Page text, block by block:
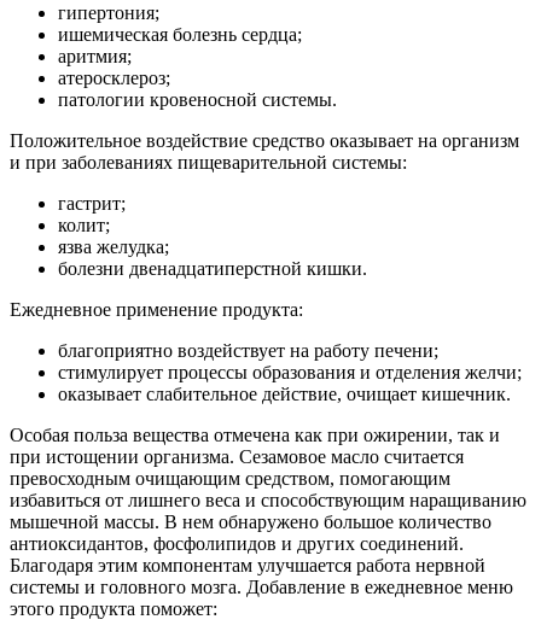
гипертония;
ишемическая болезнь сердца;
аритмия;
атеросклероз;
патологии кровеносной системы.
Положительное воздействие средство оказывает на организм
и при заболеваниях пищеварительной системы:
гастрит;
колит;
язва желудка;
болезни двенадцатиперстной кишки.
Ежедневное применение продукта:
благоприятно воздействует на работу печени;
стимулирует процессы образования и отделения желчи;
оказывает слабительное действие, очищает кишечник.
Особая польза вещества отмечена как при ожирении, так и
при истощении организма. Сезамовое масло считается
превосходным очищающим средством, помогающим
избавиться от лишнего веса и способствующим наращиванию
мышечной массы. В нем обнаружено большое количество
антиоксидантов, фосфолипидов и других соединений.
Благодаря этим компонентам улучшается работа нервной
системы и головного мозга. Добавление в ежедневное меню
этого продукта поможет: